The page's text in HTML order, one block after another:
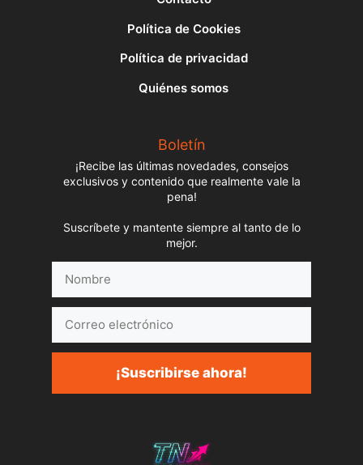
Política de Cookies
Política de privacidad
Quiénes somos
Boletín
¡Recibe las últimas novedades, consejos
exclusivos y contenido que realmente vale la
pena!
Suscríbete y mantente siempre al tanto de lo
mejor.
electrónico
¡Suscribirse ahora!